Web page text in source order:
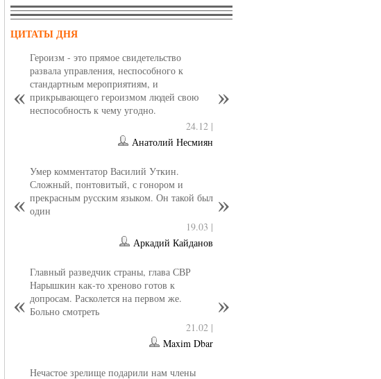
ЦИТАТЫ ДНЯ
Героизм - это прямое свидетельство
развала управления, неспособного к
стандартным мероприятиям, и
прикрывающего героизмом людей свою
неспособность к чему угодно.
24.12 |
Анатолий Несмиян
Умер комментатор Василий Уткин.
Сложный, понтовитый, с гонором и
прекрасным русским языком. Он такой был
один
19.03 |
Аркадий Кайданов
Главный разведчик страны, глава СВР
Нарышкин как-то хреново готов к
допросам. Расколется на первом же.
Больно смотреть
21.02 |
Maxim Dbar
Нечастое зрелище подарили нам члены